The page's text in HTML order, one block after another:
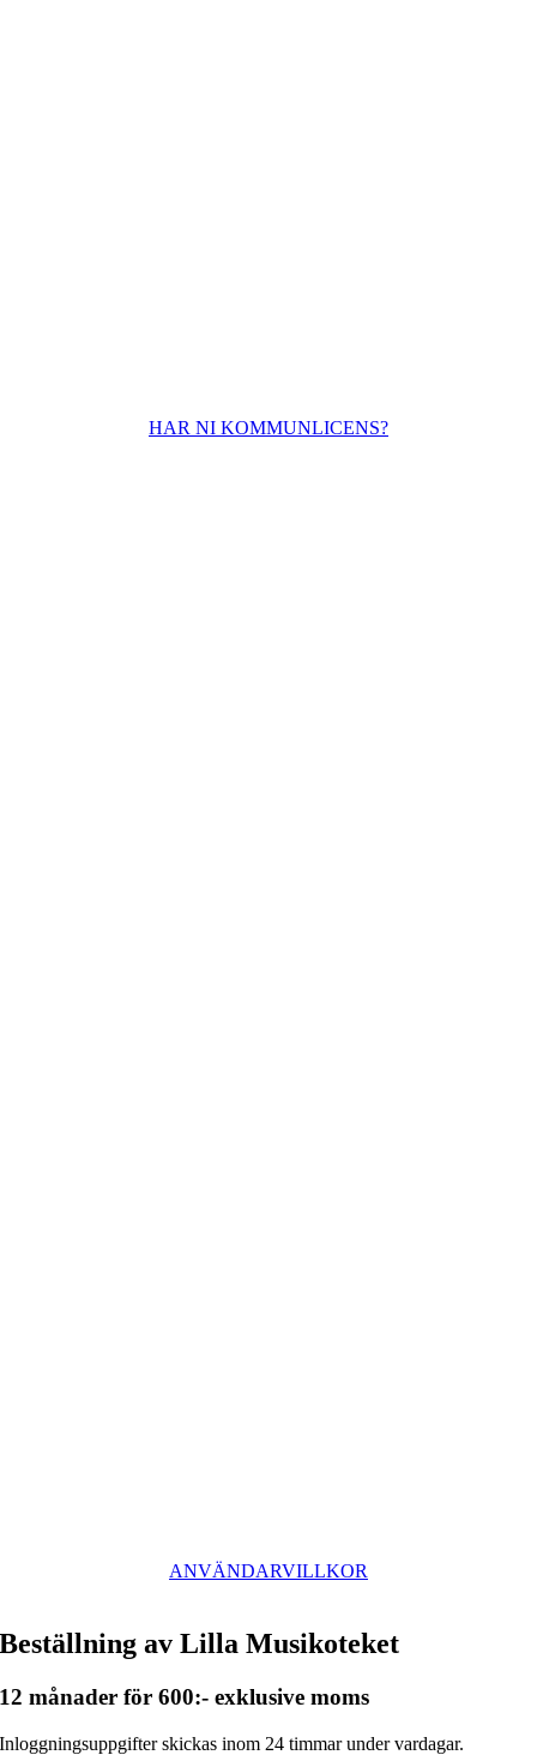
HAR NI KOMMUNLICENS?
ANVÄNDARVILLKOR
Beställning av Lilla Musikoteket
12 månader för 600:- exklusive moms
Inloggningsuppgifter skickas inom 24 timmar under vardagar.